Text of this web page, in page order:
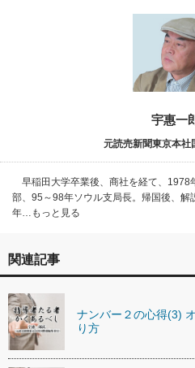
宇惠一
元読売新聞東京本社
早稲田大学卒業後、商社を経て、1978
部、95～98年ソウル支局長。帰国後、
年…もっと見る
関連記事
ナンバー２の心得(3)
り方